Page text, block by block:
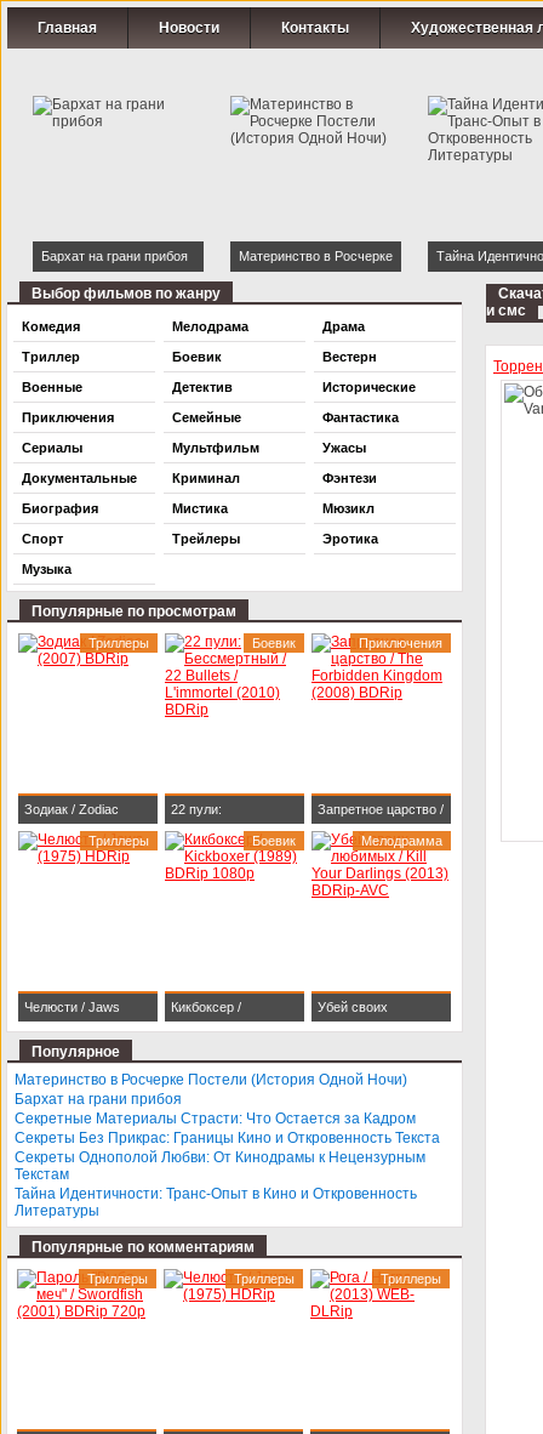
Главная Новости Контакты Художественная
Бархат на грани прибоя
Материнство в Росчерке
Тайна
Транс-Опыт в
Откровенность
Литературы
и смс
Выбор фильмов по жанру
Комедия
Триллер
Военные
Приключения
Сериалы
Документальные
Биография
Спорт
Музыка
Мелодрама
Боевик
Детектив
Семейные
Мультфильм
Криминал
Мистика
Трейлеры
Драма
Вестерн
Исторические
Фантастика
Ужасы
Фэнтези
Мюзикл
Эротика
Популярные по просмотрам
Зодиак / Zodiac
(2007) BDRip
Триллеры
22 пули:
Бессмертный / 22
Bullets / L'immortel
Боевик
Запретное царство /
The Forbidden
Kingdom (2008)
Приключения
Челюсти / Jaws
(1975) HDRip
Триллеры
Кикбоксер /
Боевик
Убей своих
Darlings (2013)
Мелодрамма
Популярное
Материнство в Росчерке Постели (История Одной Ночи)
Бархат на грани прибоя
Секретные Материалы Страсти: Что Остается за Кадром
Секреты Без Прикрас: Границы Кино и Откровенность Текста
Секреты Однополой Любви: От Кинодрамы к Нецензурным
Текстам
Тайна Идентичности: Транс-Опыт в Кино и Откровенность
Литературы
Популярные по комментариям
Триллеры Триллеры Триллеры